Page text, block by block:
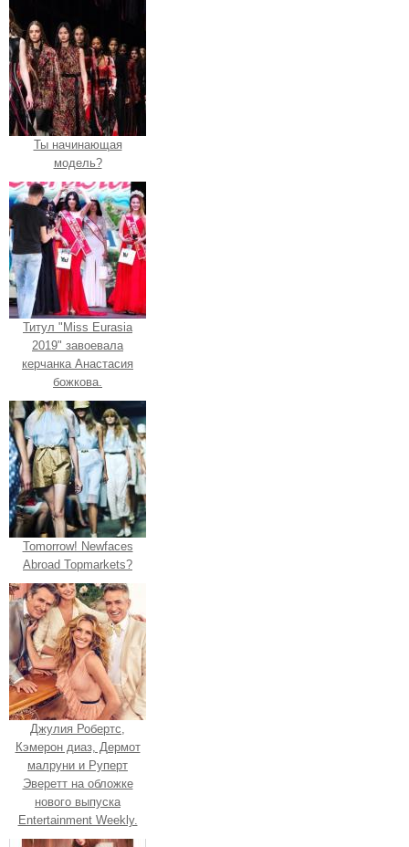
Ты начинающая
модель?
Титул "Miss Eurasia
2019" завоевала
керчанка Анастасия
божкова.
Tomorrow! Newfaces
Abroad Topmarkets?
Джулия Робертс,
Кэмерон диаз, Дермот
малруни и Руперт
Эверетт на обложке
нового выпуска
Entertainment Weekly.